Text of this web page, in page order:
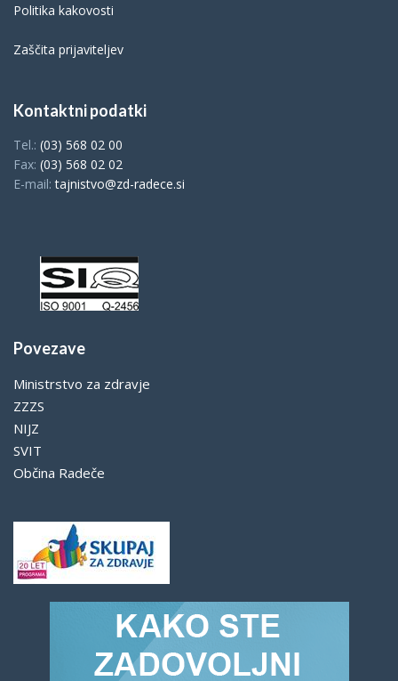
Politika kakovosti
Zaščita prijaviteljev
Kontaktni podatki
Tel.: (03) 568 02 00
Fax: (03) 568 02 02
E-mail:tajnistvo@zd-radece.si
Povezave
Ministrstvo za zdravje
ZZZS
NIJZ
SVIT
Občina Radeče